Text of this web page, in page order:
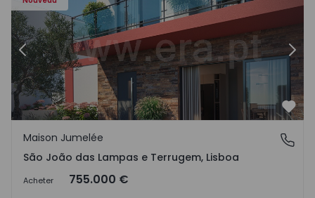
Précédent
São João das Lampas e Terrugem, Lisboa
Maison Jumelée
São João das Lampas e Terrugem, Lisboa
Acheter 755.000 €